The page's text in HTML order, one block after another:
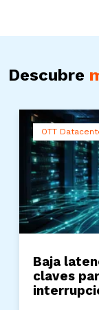
Descubre
OTT
Baja
claves